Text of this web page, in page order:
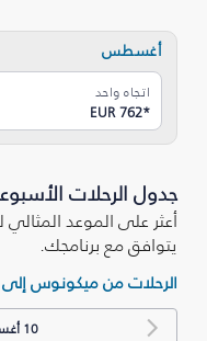
أغسطس
اتجاه واحد
EUR 762*
جدول الرحلات
أعثر على الموعد
يتوافق مع برنامجك.
الرحلات من ميكونوس
10 أغسطس